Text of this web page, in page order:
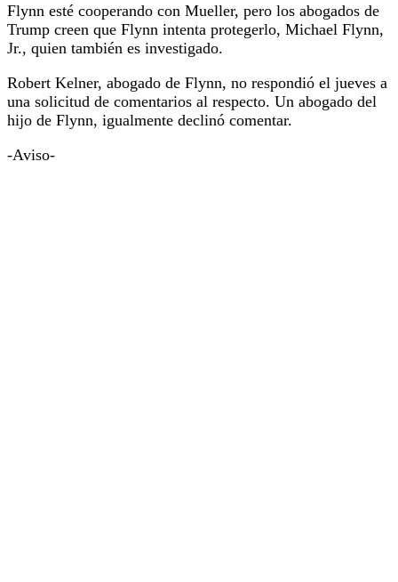
Flynn esté cooperando con Mueller, pero los abogados de
Trump creen que Flynn intenta protegerlo, Michael Flynn,
Jr., quien también es investigado.
Robert Kelner, abogado de Flynn, no respondió el jueves a
una solicitud de comentarios al respecto. Un abogado del
hijo de Flynn, igualmente declinó comentar.
-Aviso-